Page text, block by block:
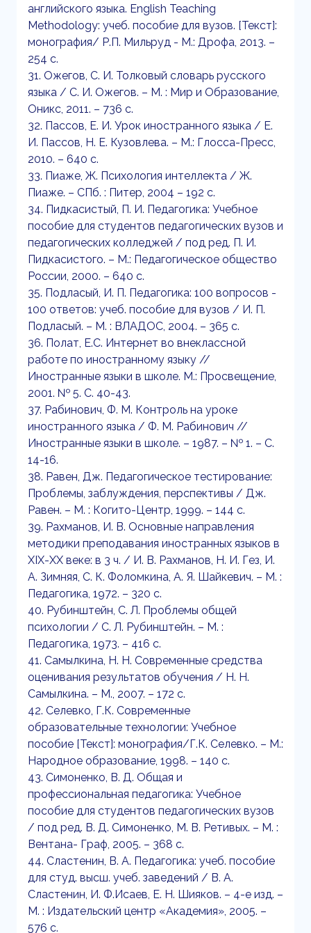
английского языка. English Teaching
Methodology: учеб. пособие для вузов. [Текст]:
монография/ Р.П. Мильруд - М.: Дрофа, 2013. –
254 с.
31. Ожегов, С. И. Толковый словарь русского
языка / С. И. Ожегов. – М. : Мир и Образование,
Оникс, 2011. – 736 с.
32. Пассов, Е. И. Урок иностранного языка / Е.
И. Пассов, Н. Е. Кузовлева. – М.: Глосса-Пресс,
2010. – 640 с.
33. Пиаже, Ж. Психология интеллекта / Ж.
Пиаже. – СПб. : Питер, 2004 – 192 с.
34. Пидкасистый, П. И. Педагогика: Учебное
пособие для студентов педагогических вузов и
педагогических колледжей / под ред. П. И.
Пидкасистого. – М.: Педагогическое общество
России, 2000. – 640 с.
35. Подласый, И. П. Педагогика: 100 вопросов -
100 ответов: учеб. пособие для вузов / И. П.
Подласый. – М. : ВЛАДОС, 2004. – 365 с.
36. Полат, Е.С. Интернет во внеклассной
работе по иностранному языку //
Иностранные языки в школе. М.: Просвещение,
2001. № 5. С. 40-43.
37. Рабинович, Ф. М. Контроль на уроке
иностранного языка / Ф. М. Рабинович //
Иностранные языки в школе. – 1987. – № 1. – С.
14-16.
38. Равен, Дж. Педагогическое тестирование:
Проблемы, заблуждения, перспективы / Дж.
Равен. – М. : Когито-Центр, 1999. – 144 с.
39. Рахманов, И. В. Основные направления
методики преподавания иностранных языков в
XIX-XX веке: в 3 ч. / И. В. Рахманов, Н. И. Гез, И.
А. Зимняя, С. К. Фоломкина, А. Я. Шайкевич. – М. :
Педагогика, 1972. – 320 с.
40. Рубинштейн, С. Л. Проблемы общей
психологии / С. Л. Рубинштейн. – М. :
Педагогика, 1973. – 416 с.
41. Самылкина, Н. Н. Современные средства
оценивания результатов обучения / Н. Н.
Самылкина. – М., 2007. – 172 с.
42. Селевко, Г.К. Современные
образовательные технологии: Учебное
пособие [Текст]: монография/Г.К. Селевко. – М.:
Народное образование, 1998. – 140 с.
43. Симоненко, В. Д. Общая и
профессиональная педагогика: Учебное
пособие для студентов педагогических вузов
/ под ред. В. Д. Симоненко, М. В. Ретивых. – М. :
Вентана- Граф, 2005. – 368 с.
44. Сластенин, В. А. Педагогика: учеб. пособие
для студ. высш. учеб. заведений / В. А.
Сластенин, И. Ф.Исаев, Е. Н. Шияков. – 4-е изд. –
М. : Издательский центр «Академия», 2005. –
576 с.